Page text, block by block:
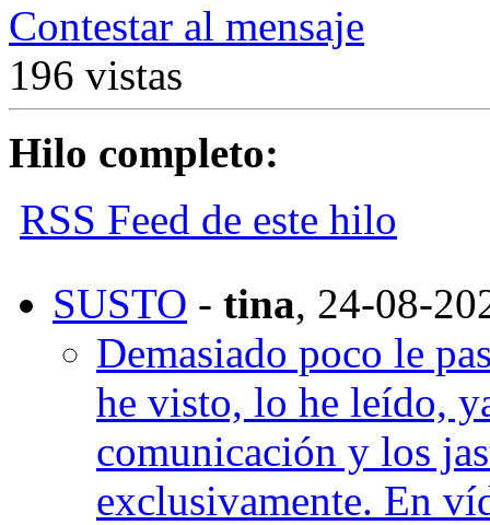
Contestar al mensaje
196 vistas
Hilo completo:
RSS Feed de este hilo
SUSTO - tina, 24-08-
Demasiado poco le
he visto, lo he leído,
comunicación y los
exclusivamente. En